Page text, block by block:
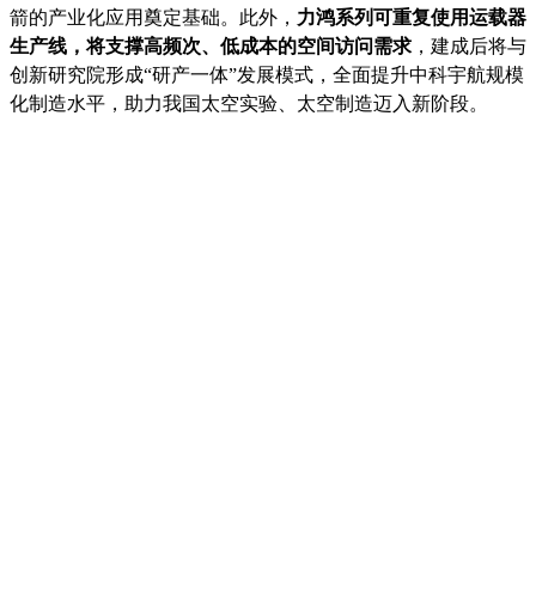
箭的产业化应用奠定基础。此外， 力鸿系列可重复使用运载器
生产线，将支撑高频次、低成本的空间访问需求 ，建成后将与
创新研究院形成“研产一体”发展模式，全面提升中科宇航规模
化制造水平，助力我国太空实验、太空制造迈入新阶段。